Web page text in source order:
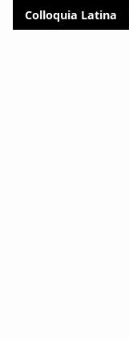
Colloquia Latina